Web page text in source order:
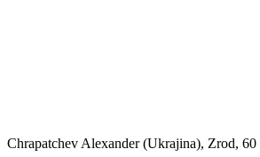
Chrapatchev Alexander (Ukrajina), Zrod,